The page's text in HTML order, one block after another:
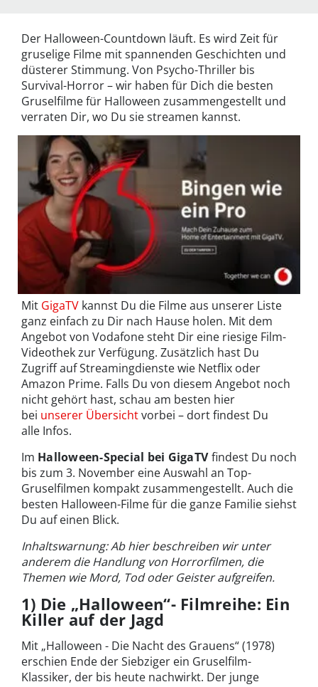
Der Halloween-Countdown läuft. Es wird Zeit für
gruselige Filme mit spannenden Geschichten und
düsterer Stimmung. Von Psycho-Thriller bis
Survival-Horror – wir haben für Dich die besten
Gruselfilme für Halloween zusammengestellt und
verraten Dir, wo Du sie streamen kannst.
Mit GigaTV kannst Du die Filme aus unserer Liste
ganz einfach zu Dir nach Hause holen. Mit dem
Angebot von Vodafone steht Dir eine riesige Film-
Videothek zur Verfügung. Zusätzlich hast Du
Zugriff auf Streamingdienste wie Netflix oder
Amazon Prime. Falls Du von diesem Angebot noch
nicht gehört hast, schau am besten hier
bei unserer Übersichtvorbei – dort findest Du
alle Infos.
Im Halloween-Special bei GigaTVfindest Du noch
bis zum 3. November eine Auswahl an Top-
Gruselfilmen kompakt zusammengestellt. Auch die
besten Halloween-Filme für die ganze Familie siehst
Du auf einen Blick.
Inhaltswarnung: Ab hier beschreiben wir unter
anderem die Handlung von Horrorfilmen, die
Themen wie Mord, Tod oder Geister aufgreifen.
1) Die „Halloween“- Filmreihe: Ein
Killer auf der Jagd
Mit „Halloween - Die Nacht des Grauens“ (1978)
erschien Ende der Siebziger ein Gruselfilm-
Klassiker, der bis heute nachwirkt. Der junge